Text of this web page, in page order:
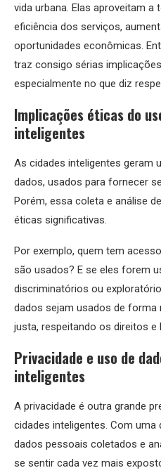
vida urbana. Elas aproveitam a
eficiência dos serviços,
oportunidades econômicas.
traz consigo sérias
especialmente no que diz
Implicações éticas do
inteligentes
As cidades inteligentes geram
dados, usados para fornecer
Porém, essa coleta e análise
éticas significativas.
Por exemplo, quem tem
são usados? E se eles forem
discriminatórios ou
dados sejam usados de forma
justa, respeitando os direitos e
Privacidade e uso de
inteligentes
A privacidade é outra grande
cidades inteligentes. Com uma
dados pessoais coletados e
se sentir cada vez mais